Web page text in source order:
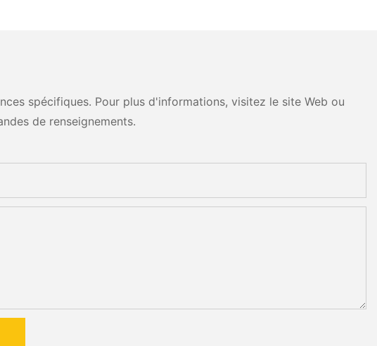
spécifiques. Pour plus d'informations, visitez le site Web ou
de renseignements.